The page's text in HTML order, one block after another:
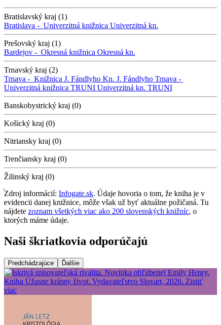
Bratislavský kraj (1)
Bratislava - Univerzitná knižnica Univerzitná kn.
Prešovský kraj (1)
Bardejov - Okresná knižnica Okresná kn.
Trnavský kraj (2)
Trnava - Knižnica J. Fándlyho Kn. J. Fándlyho Trnava -
Univerzitná knižnica TRUNI Univerzitná kn. TRUNI
Banskobystrický kraj (0)
Košický kraj (0)
Nitriansky kraj (0)
Trenčiansky kraj (0)
Žilinský kraj (0)
Zdroj informácií: Infogate.sk. Údaje hovoria o tom, že kniha je v
evidencii danej knižnice, môže však už byť aktuálne požičaná. Tu
nájdete zoznam všetkých viac ako 200 slovenských knižníc, o
ktorých máme údaje.
Naši škriatkovia odporúčajú
Predchádzajúce Ďalšie